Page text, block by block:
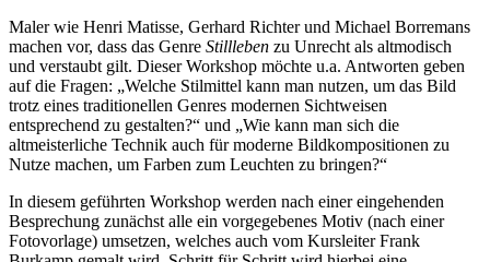
Maler wie Henri Matisse, Gerhard Richter und Michael Borremans
machen vor, dass das Genre Stillleben zu Unrecht als altmodisch
und verstaubt gilt. Dieser Workshop möchte u.a. Antworten geben
auf die Fragen: „Welche Stilmittel kann man nutzen, um das Bild
trotz eines traditionellen Genres modernen Sichtweisen
entsprechend zu gestalten?“ und „Wie kann man sich die
altmeisterliche Technik auch für moderne Bildkompositionen zu
Nutze machen, um Farben zum Leuchten zu bringen?“
In diesem geführten Workshop werden nach einer eingehenden
Besprechung zunächst alle ein vorgegebenes Motiv (nach einer
Fotovorlage) umsetzen, welches auch vom Kursleiter Frank